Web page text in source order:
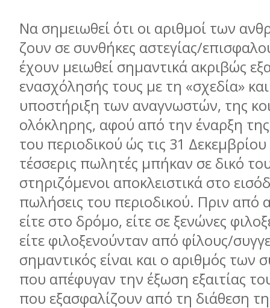
Να σημειωθεί ότι οι αριθμοί των
ζουν σε συνθήκες αστεγίας/
έχουν μειωθεί σημαντικά ακριβώς
ενασχόλησής τους με τη «σχεδία»
υποστήριξη των αναγνωστών, της
ολόκληρης, αφού από την έναρξη
του περιοδικού ώς τις 31
τέσσερις πωλητές μπήκαν σε δικό
στηριζόμενοι αποκλειστικά στο
πωλήσεις του περιοδικού. Πριν από
είτε στο δρόμο, είτε σε ξενώνες
είτε φιλοξενούνταν από φίλους/
σημαντικός είναι και ο αριθμός των
που απέφυγαν την έξωση εξαιτίας
που εξασφαλίζουν από τη διάθεση